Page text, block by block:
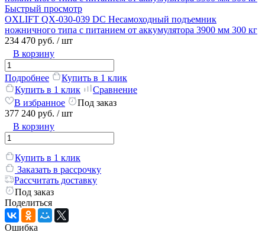
Быстрый просмотр
OXLIFT QX-030-039 DC Несамоходный подъемник
ножничного типа с питанием от аккумулятора 3900 мм 300 кг
234 470 руб. / шт
В корзину
Подробнее
Купить в 1 клик
Купить в 1 клик
Сравнение
В избранное
Под заказ
377 240 руб. / шт
В корзину
Купить в 1 клик
Заказать в рассрочку
Рассчитать доставку
Под заказ
Поделиться
Ошибка